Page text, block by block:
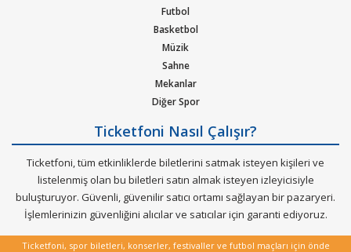
Dünya çapında en çok dinlenen, dünyada en çok konser veren
sanatçıların soluksuz konser turneleriyle biletleri günler
öncesinden tükenen etkinliklerin biletlerini Ticketfoni
güvencesiyle satın alabilirisiniz.
Nasıl Çalışır
Bilet Tipi ve Teslimat
Üyelik Doğrulama
Sık Sorulan Sorular
Futbol
Basketbol
Müzik
Sahne
Mekanlar
Diğer Spor
Ticketfoni Nasıl Çalışır?
Ticketfoni, tüm etkinliklerde biletlerini satmak isteyen kişileri ve
listelenmiş olan bu biletleri satın almak isteyen izleyicisiyle
buluşturuyor. Güvenli, güvenilir satıcı ortamı sağlayan bir pazaryeri.
İşlemlerinizin güvenliğini alıcılar ve satıcılar için garanti ediyoruz.
Ticketfoni, spor biletleri, konserler, festivaller ve futbol maçları için önde